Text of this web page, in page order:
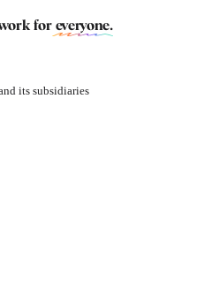
for everyone.
its subsidiaries